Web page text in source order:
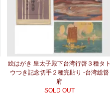
絵はがき 皇太子殿下台湾行啓３種タト
ウつき記念切手２種完貼り -台湾総督
府
SOLD OUT